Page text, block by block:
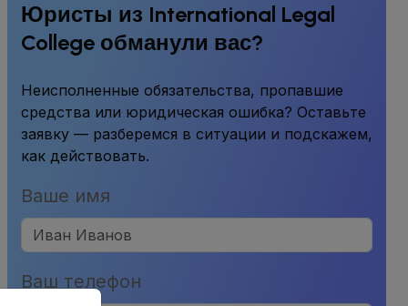
Юристы из International Legal
College обманули вас?
Неисполненные обязательства, пропавшие
средства или юридическая ошибка? Оставьте
заявку — разберемся в ситуации и подскажем,
как действовать.
Ваше имя
Ваш телефон